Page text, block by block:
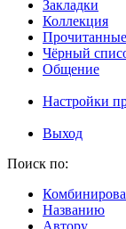
Закладки
Коллекция
Чёрный
Общение
Настройки
Выход
Поиск по:
Названию